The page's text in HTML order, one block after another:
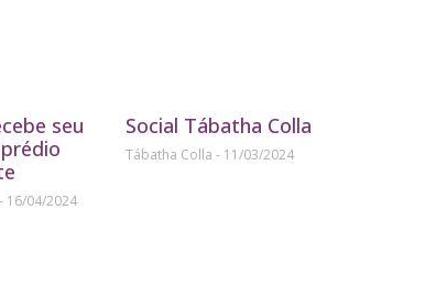
seu
16/04/2024
Social Tábatha Colla
Tábatha Colla 11/03/2024